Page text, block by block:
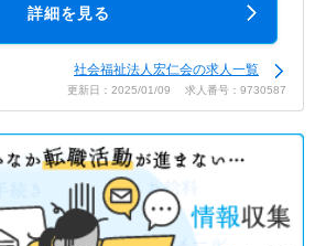
詳細を見る
社会福祉法人宏仁会の求人一覧
更新日：2025/01/09 求人番号：9730587